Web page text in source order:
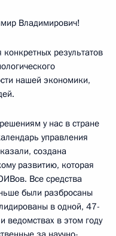
Владимирович!
результатов
нашей экономики,
у нас в стране
управления
создана
развитию, которая
Все средства
были разбросаны
в одной, 47-
ведомствах в этом году